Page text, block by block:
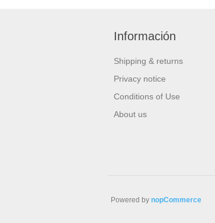
Información
Shipping & returns
Privacy notice
Conditions of Use
About us
Powered by nopCommerce